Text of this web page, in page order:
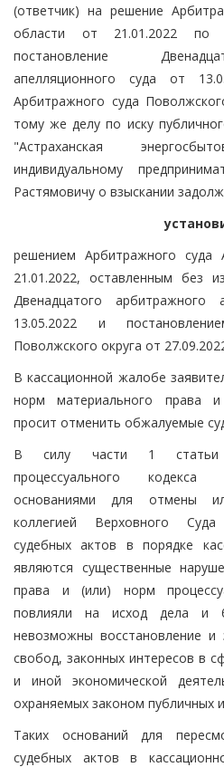
(ответчик) на решение
области от 21.01.2022 по
постановление
апелляционного суда от
Арбитражного суда
тому же делу по иску
"Астраханская
индивидуальному
Растямовичу о взыскании
решением Арбитражного суда
21.01.2022, оставленным без
Двенадцатого арбитражного
13.05.2022 и
Поволжского округа от
В кассационной жалобе
норм материального права и
просит отменить обжалуемые
В силу части 1 статьи
процессуального кодекса
основаниями для отмены
коллегией Верховного
судебных актов в порядке
являются существенные
права и (или) норм
повлияли на исход дела и
невозможны восстановление
свобод, законных интересов в
и иной экономической
охраняемых законом публичных
Таких оснований для
судебных актов в